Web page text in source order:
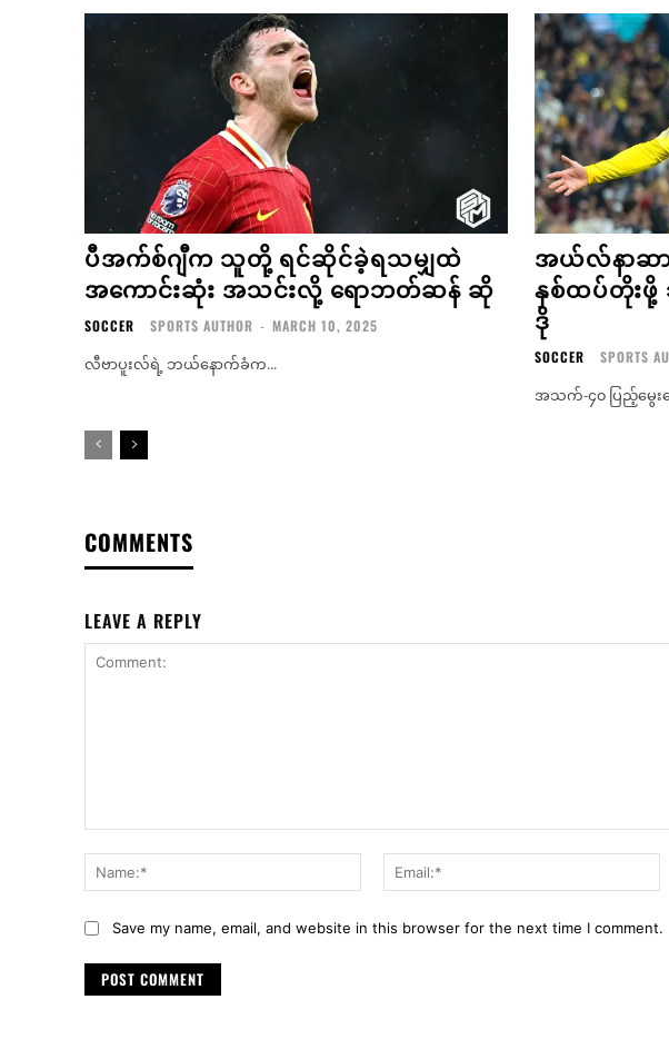
ပီအက်စ်ဂျီက သူတို့ ရင်ဆိုင်ခဲ့ရသမျှထဲ
အကောင်းဆုံး အသင်းလို့ ရောဘတ်ဆန် ဆို
SOCCER SPORTS AUTHOR - MARCH 10, 2025
လီဗာပူးလ်ရဲ့ ဘယ်နောက်ခံက...
အယ်လ်နာဆာ
နှစ်ထပ်တိုး
ဒို
SOCCER SPORTS
အသက်-၄၀ ပြည့်မွေး
COMMENTS
LEAVE A REPLY
Name:*
Save my name, email, and website in this browser for the next time I comment.